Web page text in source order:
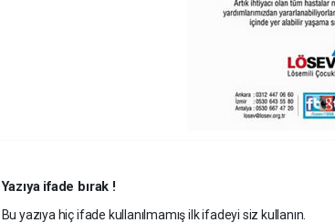
Yazıya ifade bırak !
Bu yazıya hiç ifade kullanılmamış ilk ifadeyi siz kullanın.